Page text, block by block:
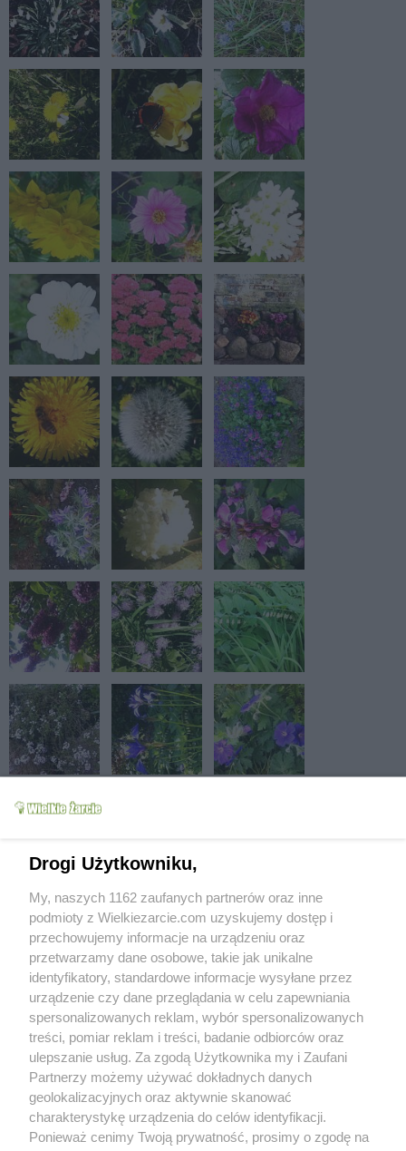
Drogi Użytkowniku,
My, naszych 1162 zaufanych partnerów oraz inne
podmioty z Wielkiezarcie.com uzyskujemy dostęp i
przechowujemy informacje na urządzeniu oraz
przetwarzamy dane osobowe, takie jak unikalne
identyfikatory, standardowe informacje wysyłane przez
urządzenie czy dane przeglądania w celu zapewniania
spersonalizowanych reklam, wybór spersonalizowanych
treści, pomiar reklam i treści, badanie odbiorców oraz
ulepszanie usług. Za zgodą Użytkownika my i Zaufani
Partnerzy możemy używać dokładnych danych
geolokalizacyjnych oraz aktywnie skanować
charakterystykę urządzenia do celów identyfikacji.
Ponieważ cenimy Twoją prywatność, prosimy o zgodę na